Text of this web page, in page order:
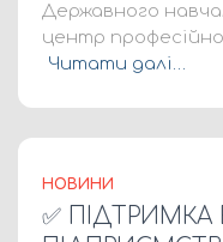
Державного
центр
Читати далі…
НОВИНИ
✅ ПІДТРИМКА